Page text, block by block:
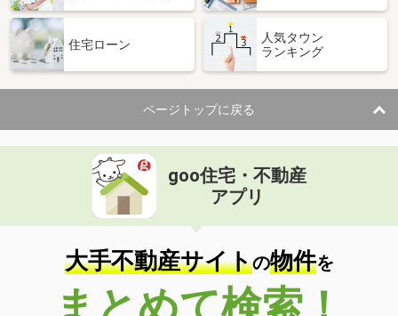
兵庫県姫路市田寺東３丁目
2,280万円
住 所
兵庫県姫路市田寺東３丁目
建物面積 108.89m²
土地面積 134.64m²
兵庫県宝塚市安倉中６
価 格
2,749万円
住 所
兵庫県宝塚市安倉中６
建物面積 90.25m²
土地面積
121.62m²
兵庫県宝塚市安倉中６
住宅ローン
人気タウン
ランキング
ページトップに戻る
goo住宅・不動産
アプリ
大手不動産サイトの物件を